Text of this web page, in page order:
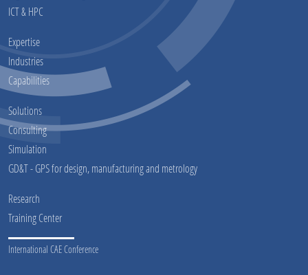
ICT & HPC
Expertise
Industries
Capabilities
Solutions
Consulting
Simulation
GD&T - GPS for design, manufacturing and metrology
Research
Training Center
International CAE Conference